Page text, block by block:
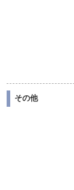
その他